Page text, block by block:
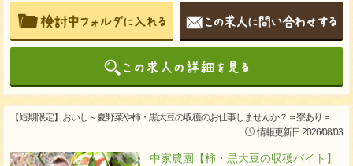
【短期限定】おいし～夏野菜や柿・黒大豆の収穫のお仕事しませんか？＝寮あり＝
情報更新日 2026/08/03
中家農園【柿・黒大豆の収穫バイト】